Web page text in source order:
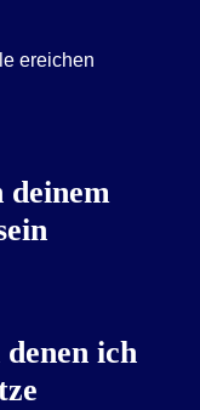
ereichen
deinem
ich